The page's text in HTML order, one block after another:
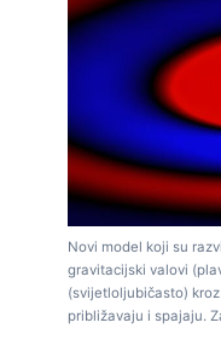
Novi model koji su
gravitacijski valovi
(svijetloljubičasto)
približavaju i spajaju.